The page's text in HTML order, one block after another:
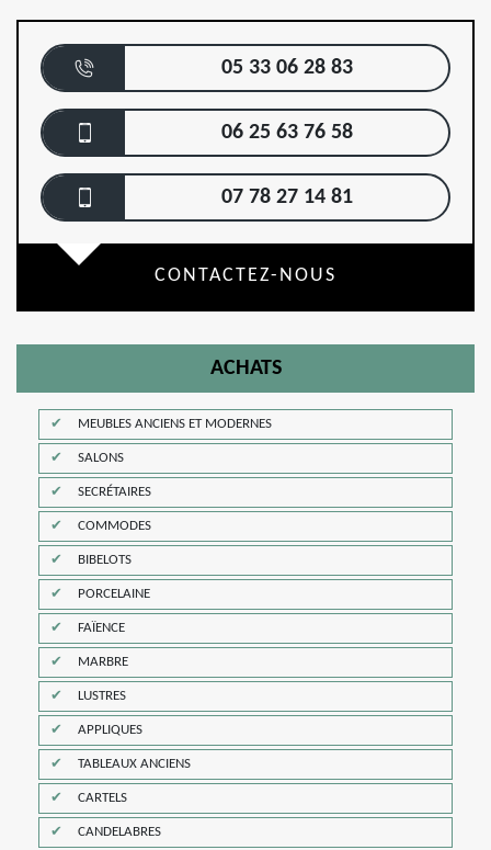
05 33 06 28 83
06 25 63 76 58
07 78 27 14 81
CONTACTEZ-NOUS
ACHATS
MEUBLES ANCIENS ET MODERNES
SALONS
SECRÉTAIRES
COMMODES
BIBELOTS
PORCELAINE
FAÏENCE
MARBRE
LUSTRES
APPLIQUES
TABLEAUX ANCIENS
CARTELS
CANDELABRES